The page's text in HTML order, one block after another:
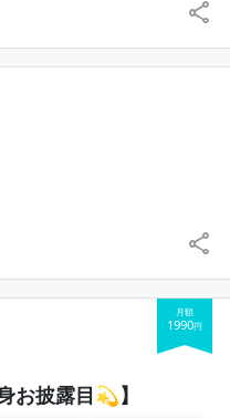
月額
1990円
お披露目💫】